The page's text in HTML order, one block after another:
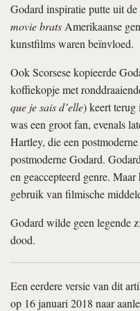
Godard inspiratie putte uit
movie brats Amerikaanse
kunstfilms waren beïnvloed.
Ook Scorsese kopieerde
koffiekopje met
que je sais d’elle) keert terug
was een groot fan, evenals
Hartley, die een
postmoderne Godard.
en geaccepteerd genre.
gebruik van filmische
Godard wilde geen legende
dood.
Een eerdere versie van dit
op 16 januari 2018 naar